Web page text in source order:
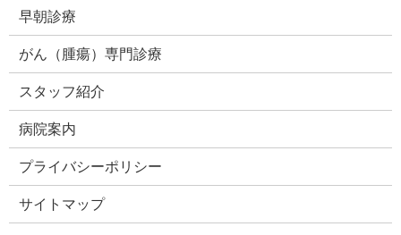
早朝診療
がん（腫瘍）専門診療
スタッフ紹介
病院案内
プライバシーポリシー
サイトマップ